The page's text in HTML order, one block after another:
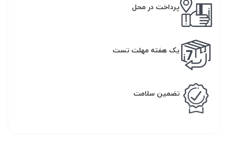
پرداخت در محل
یک هفته مهلت تست
تضمین سلامت